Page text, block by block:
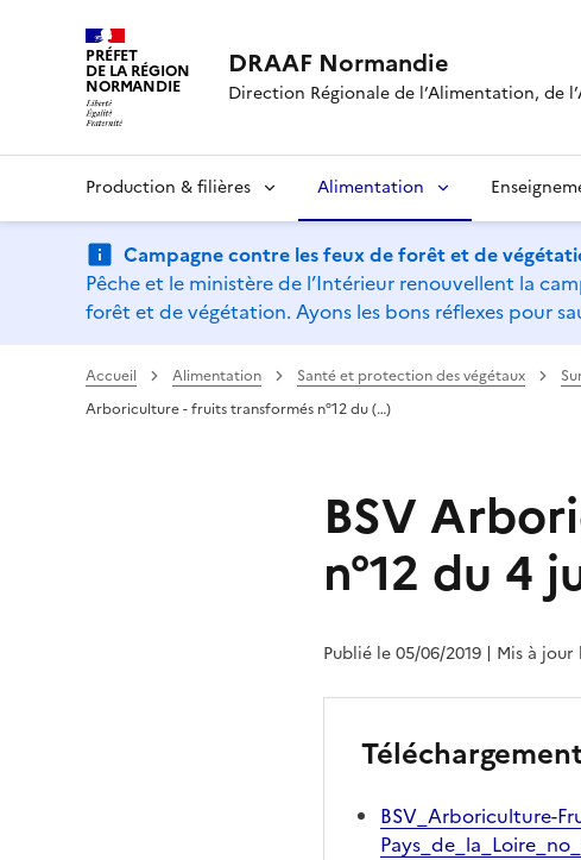
PRÉFET
DE LA RÉGION
NORMANDIE
DRAAF Normandie
Direction Régionale de l’Alimentation, de
Production & filières Alimentation
Campagne contre les feux de forêt et de
Pêche et le ministère de l’Intérieur renouvellent la
forêt et de végétation. Ayons les bons réflexes pour
Accueil Alimentation Santé et protection des végétaux
Arboriculture - fruits transformés n°12 du (…)
BSV
n°12 du 4
Publié le 05/06/2019 | Mis à jour
BSV_Arboriculture-